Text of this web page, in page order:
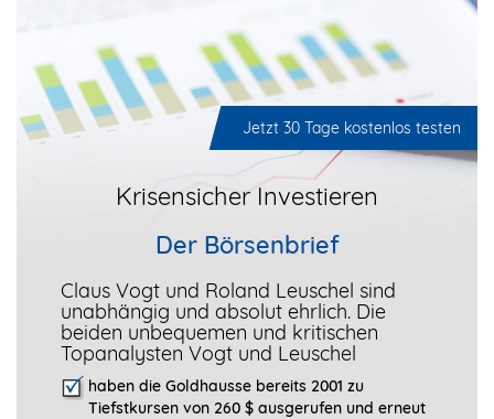
Jetzt 30 Tage kostenlos testen
Krisensicher Investieren
Der Börsenbrief
Claus Vogt und Roland Leuschel sind
unabhängig und absolut ehrlich. Die
beiden unbequemen und kritischen
Topanalysten Vogt und Leuschel
haben die Goldhausse bereits 2001 zu
Tiefstkursen von 260 $ ausgerufen und erneut